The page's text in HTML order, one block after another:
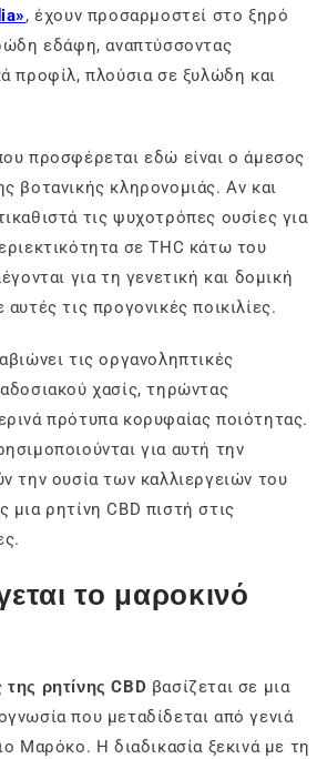
, έχουν προσαρμοστεί στο ξηρό
εδάφη, αναπτύσσοντας
προφίλ, πλούσια σε ξυλώδη και
προσφέρεται εδώ είναι ο άμεσος
βοτανικής κληρονομιάς. Αν και
τις ψυχοτρόπες ουσίες για
σε THC κάτω του
για τη γενετική και δομική
τις προγονικές ποικιλίες.
τις οργανοληπτικές
χασίς, τηρώντας
πρότυπα κορυφαίας ποιότητας.
για αυτή την
την ουσία των καλλιεργειών του
ρητίνη CBD πιστή στις
το μαροκινό
της ρητίνης CBD βασίζεται σε μια
που μεταδίδεται από γενιά
Μαρόκο. Η διαδικασία ξεκινά με τη